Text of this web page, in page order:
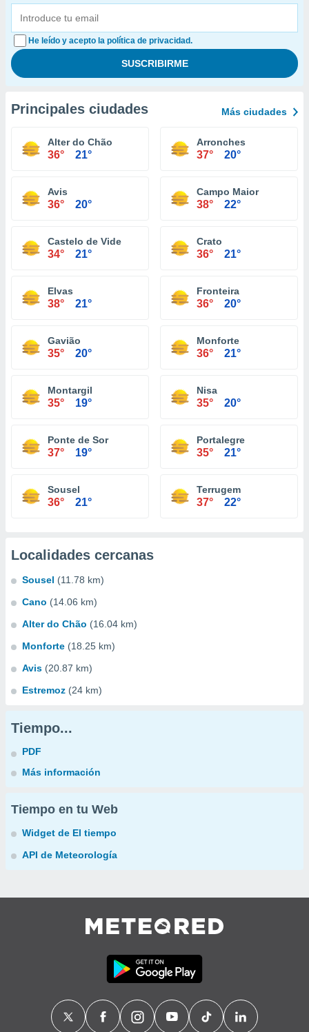
He leído y acepto la política de privacidad.
Principales ciudades Más ciudades
Alter do Chão
36° 21°
Arronches
37° 20°
Avis
36° 20°
Campo Maior
38° 22°
Castelo de Vide
34° 21°
Crato
36° 21°
Elvas
38° 21°
Fronteira
36° 20°
Gavião
35° 20°
Monforte
36° 21°
Montargil
35° 19°
Nisa
35° 20°
Ponte de Sor
37° 19°
Portalegre
35° 21°
Sousel
36° 21°
Terrugem
37° 22°
Localidades cercanas
Sousel (11.78 km)
Cano (14.06 km)
Alter do Chão (16.04 km)
Monforte (18.25 km)
Avis (20.87 km)
Estremoz (24 km)
Tiempo...
PDF
Más información
Tiempo en tu Web
Widget de El tiempo
API de Meteorología